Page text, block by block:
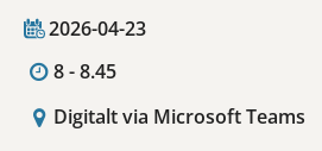
2026-04-23
8 - 8.45
Digitalt via Microsoft Teams